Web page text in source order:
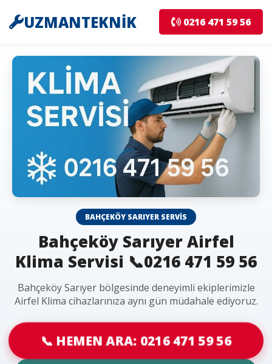
UZMANTEKNİK 0216 471 59 56
BAHÇEKÖY SARIYER SERVIS
Bahçeköy Sarıyer Airfel
Klima Servisi 📞0216 471 59 56
Bahçeköy Sarıyer bölgesinde deneyimli ekiplerimizle
Airfel Klima cihazlarınıza aynı gün müdahale ediyoruz.
📞 HEMEN ARA: 0216 471 59 56